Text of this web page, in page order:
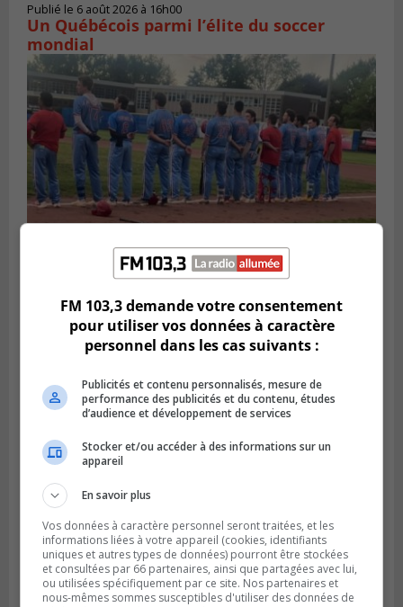
Publié le 6 août 2026 à 16h00
Un Québécois parmi l’élite du soccer
mondial
Publié le 6 août 2026 à 05h11
Une poussée tardive propulse les Ducs
vers la victoire à Laval
LONGUEUIL
Publié le 5 août 2026 à 08h38
Les Ducs s’inclinent 4‑3 face à ABC 16U
FM 103,3 demande votre consentement
pour utiliser vos données à caractère
personnel dans les cas suivants :
Publicités et contenu personnalisés, mesure de
performance des publicités et du contenu, études
d’audience et développement de services
Stocker et/ou accéder à des informations sur un
appareil
En savoir plus
Vos données à caractère personnel seront traitées, et les
informations liées à votre appareil (cookies, identifiants
uniques et autres types de données) pourront être stockées
et consultées par 66 partenaires, ainsi que partagées avec lui,
ou utilisées spécifiquement par ce site. Nos partenaires et
nous-mêmes sommes susceptibles d'utiliser des données de